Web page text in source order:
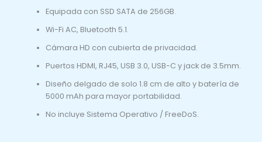
Equipada con SSD SATA de 256GB.
Wi-Fi AC, Bluetooth 5.1.
Cámara HD con cubierta de privacidad.
Puertos HDMI, RJ45, USB 3.0, USB-C y jack de 3.5mm.
Diseño delgado de solo 1.8 cm de alto y batería de
5000 mAh para mayor portabilidad.
No incluye Sistema Operativo / FreeDoS.